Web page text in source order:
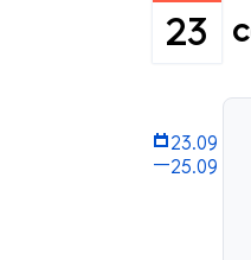
23
—
23.09
25.09